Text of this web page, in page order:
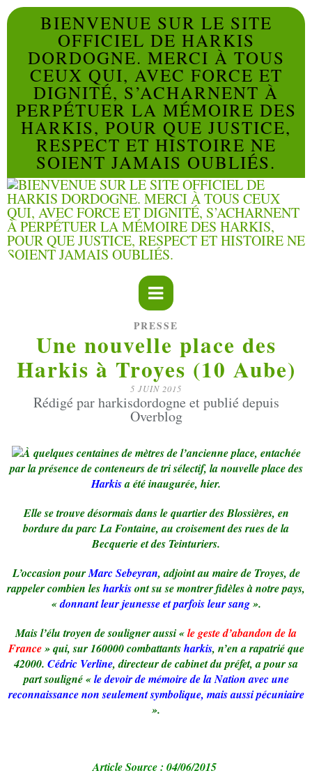
BIENVENUE SUR LE SITE
OFFICIEL DE HARKIS
DORDOGNE. MERCI À TOUS
CEUX QUI, AVEC FORCE ET
DIGNITÉ, S’ACHARNENT À
PERPÉTUER LA MÉMOIRE DES
HARKIS, POUR QUE JUSTICE,
RESPECT ET HISTOIRE NE
SOIENT JAMAIS OUBLIÉS.
PRESSE
Une nouvelle place des
Harkis à Troyes (10 Aube)
5 JUIN 2015
Rédigé par harkisdordogne et publié depuis
Overblog
À quelques centaines de mètres de l’ancienne place, entachée
par la présence de conteneurs de tri sélectif, la nouvelle place des
Harkisa été inaugurée, hier.
Elle se trouve désormais dans le quartier des Blossières, en
bordure du parc La Fontaine, au croisement des rues de la
Becquerie et des Teinturiers.
L’occasion pourMarc Sebeyran, adjoint au maire de Troyes, de
rappeler combien lesharkisont su se montrer fidèles à notre pays,
«donnant leur jeunesse et parfois leur sang».
Mais l’élu troyen de souligner aussi «le geste d’abandon de la
France» qui, sur 160000 combattantsharkis, n’en a rapatrié que
42000. Cédric Verline, directeur de cabinet du préfet, a pour sa
part souligné «le devoir de mémoire de la Nation avec une
reconnaissance non seulement symbolique, mais aussi pécuniaire
».
Article Source : 04/06/2015